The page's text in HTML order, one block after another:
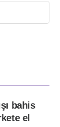
bahis
el